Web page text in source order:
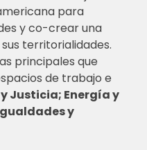
para
y co-crear una
territorialidades.
principales que
de trabajo e
Justicia; Energía y
y